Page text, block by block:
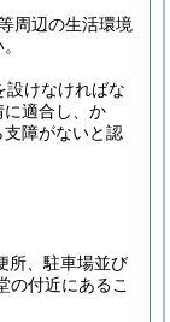
周辺の生活環境
設けなければな
適合し、か
障がないと認
所、駐車場並び
の付近にあるこ